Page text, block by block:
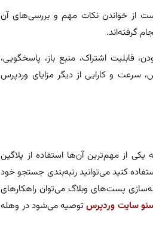
از خواندن نکات مهم و بررسی‌های آن
گرفته‌اند.
قابلیت اشتراک، منبع باز، پاسخگویی،
سرعت و کارایی از دیگر مزایای وردپرس
از مهم‌ترین آن‌ها استفاده از پلاگین
کنید می‌توانید رتبه‌بندی جستجو خود
پست‌های وبلاگ می‌توان راهکارهای
سایت وردپرستوصیه می‌شود در وهله